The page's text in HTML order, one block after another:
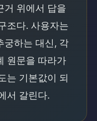
거 위에서 답을
조다. 사용자는
궁하는 대신, 각
원문을 따라가
는 기본값이 되
서 갈린다.